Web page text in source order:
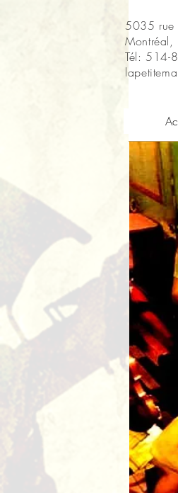
5035 rue
Montréal,
Tél: 514-